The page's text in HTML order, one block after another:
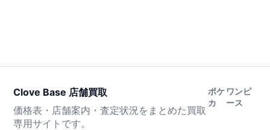
Clove Base 店舗買取
価格表・店舗案内・査定状況をまとめた買取
専用サイトです。
ポケ
カ
ワンピ
ース